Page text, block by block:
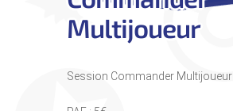
Contact & Accès
Multijoueur
Session Commander Multijoueur